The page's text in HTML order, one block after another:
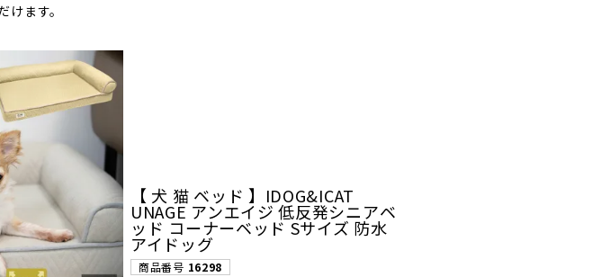
ます。
【 犬 猫 ベッド 】IDOG&ICAT
UNAGE アンエイジ 低反発シニアベ
ッド コーナーベッド Sサイズ 防水
アイドッグ
商品番号 16298